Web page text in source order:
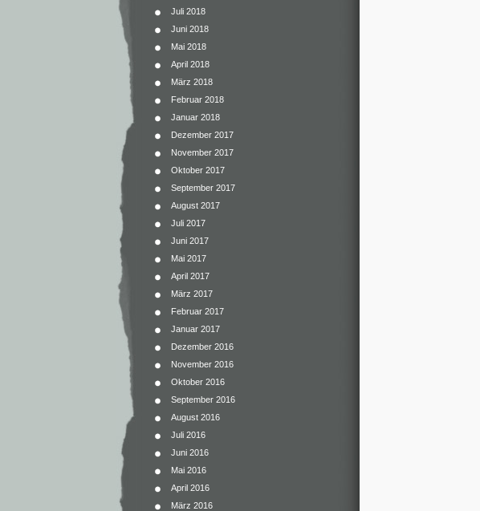
Juli 2018
Juni 2018
Mai 2018
April 2018
März 2018
Februar 2018
Januar 2018
Dezember 2017
November 2017
Oktober 2017
September 2017
August 2017
Juli 2017
Juni 2017
Mai 2017
April 2017
März 2017
Februar 2017
Januar 2017
Dezember 2016
November 2016
Oktober 2016
September 2016
August 2016
Juli 2016
Juni 2016
Mai 2016
April 2016
März 2016